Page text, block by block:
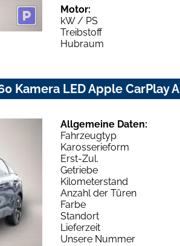
Motor:
kW / PS
Treibstoff
Hubraum
Kamera LED Apple CarPlay A
Allgemeine Daten:
Fahrzeugtyp
Karosserieform
Erst-Zul.
Getriebe
Kilometerstand
Anzahl der Türen
Farbe
Standort
Lieferzeit
Unsere Nummer